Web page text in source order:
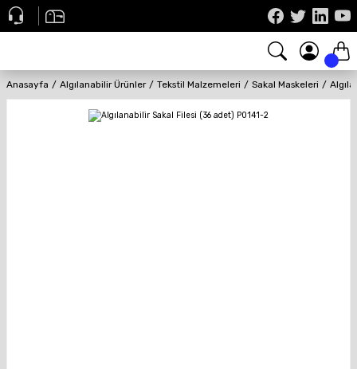
Anasayfa Algılanabilir Ürünler Tekstil Malzemeleri Sakal Maskeleri